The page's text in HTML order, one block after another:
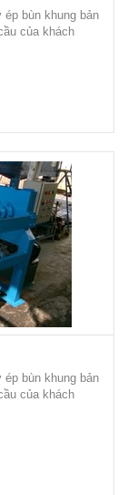
bùn khung bản
của khách
bùn khung bản
của khách